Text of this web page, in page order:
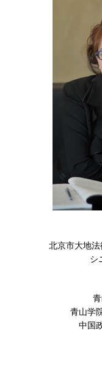
北京市大地
シ
青山学
中国